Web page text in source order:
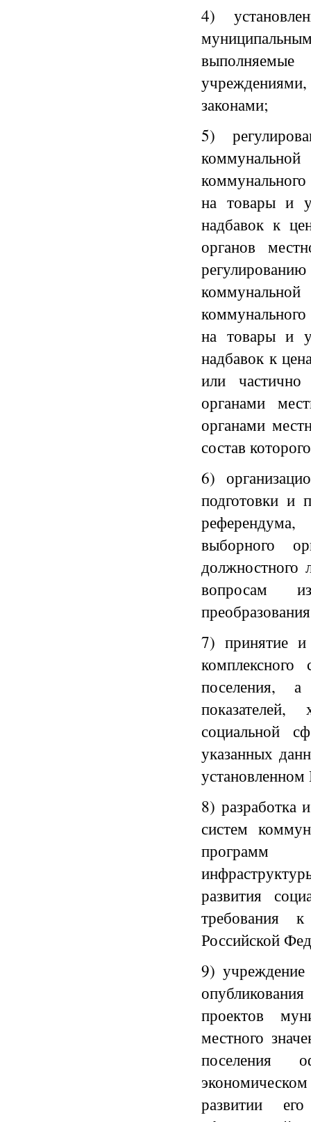
4)
законами;
5)
на товары и
надбавок к
органов
на товары и
надбавок к
или
органами
органами
состав
6)
подготовки и
выборного
должностного
вопросам
7) принятие и
комплексного
поселения, а
социальной
указанных
8) разработка
систем
программ
развития
требования
Российской
9) учреждение
проектов
местного
поселения
развитии